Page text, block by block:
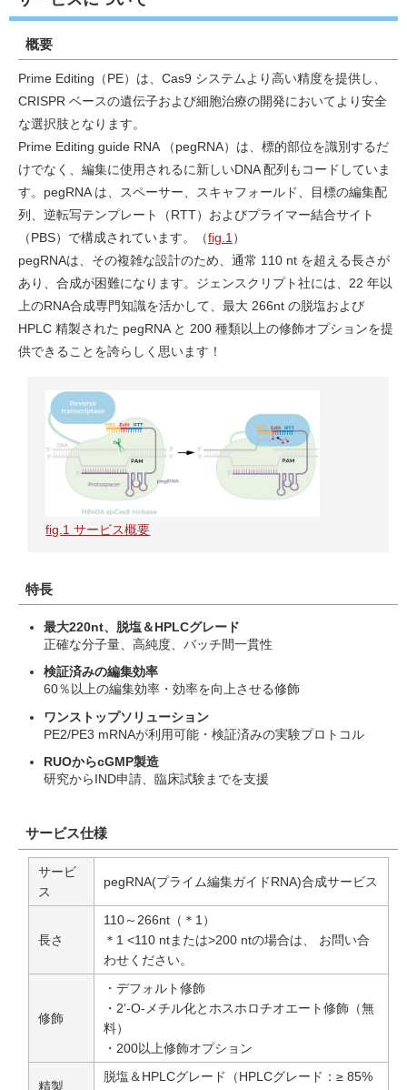
概要
Prime Editing（PE）は、Cas9 システムより高い精度を提供し、
CRISPR ベースの遺伝子および細胞治療の開発においてより安全
な選択肢となります。
Prime Editing guide RNA （pegRNA）は、標的部位を識別するだ
けでなく、編集に使用されるに新しいDNA 配列もコードしていま
す。pegRNA は、スペーサー、スキャフォールド、目標の編集配
列、逆転写テンプレート（RTT）およびプライマー結合サイト
（PBS）で構成されています。（fig.1 ）
pegRNAは、その複雑な設計のため、通常 110 nt を超える長さが
あり、合成が困難になります。ジェンスクリプト社には、22 年以
上のRNA合成専門知識を活かして、最大 266nt の脱塩および
HPLC 精製された pegRNA と 200 種類以上の修飾オプションを提
供できることを誇らしく思います！
fig.1 サービス概要
特長
最大220nt、脱塩＆HPLCグレード
正確な分子量、高純度、バッチ間一貫性
検証済みの編集効率
60％以上の編集効率・効率を向上させる修飾
ワンストップソリューション
PE2/PE3 mRNAが利用可能・検証済みの実験プロトコル
RUOからcGMP製造
研究からIND申請、臨床試験までを支援
サービス仕様
サービ
ス
pegRNA(プライム編集ガイドRNA)合成サービス
長さ
110～266nt（＊1）
＊1 <110 ntまたは>200 ntの場合は、 お問い合
わせください。
修飾
・デフォルト修飾
・2’-O-メチル化とホスホロチオエート修飾（無
料）
・200以上修飾オプション
精製
脱塩＆HPLCグレード（HPLCグレード：≥ 85%
ワケンG オンラインショップ
薬研社 ホームページ